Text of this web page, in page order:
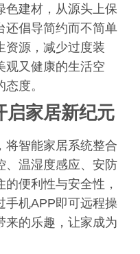
色建材，从源头上保
还倡导简约而不简单
资源，减少过度装
观又健康的生活空
度。
启家居新纪元
将智能家居系统整合
、温湿度感应、安防
便利性与安全性，
手机APP即可远程操
来的乐趣，让家成为